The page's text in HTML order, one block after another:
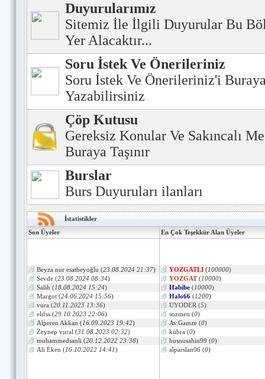
Duyurularımız
Sitemiz İle İlgili Duyurular Bu
Yer Alacaktır...
Soru İstek Ve Önerileriniz
Soru İstek Ve Önerileriniz'i
Yazabilirsiniz
Çöp Kutusu
Gereksiz Konular Ve Sakıncalı
Buraya Taşınır
Burslar
Burs Duyuruları ilanları
İstatistikler
Son Üyeler En Çok Teşekkür Alan Üyeler
Beyza nur esatbeyoğlu (23.08.2024 21:37)
Sevde (23.08.2024 08:34)
Salih (18.08.2024 15:24)
Margot (24.06.2024 15:56)
vura (20.11.2023 13:36)
elifss (29.10.2023 22:06)
Alperen Akkan (16.09.2023 19:42)
Zeynep vural (31.08.2023 02:32)
muhammedsanli (20.12.2022 23:38)
Ali Eken (16.10.2022 14:41)
YOZGATLI (100000)
YOZGAT(10000)
Habibe (10000)
Halo66 (1200)
UYODER (5)
sozmen (0)
Av.Gamze (0)
kübra (0)
husnusahin99 (0)
alparslan06 (0)